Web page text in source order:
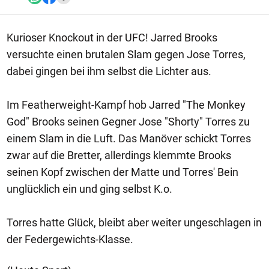
Kurioser Knockout in der UFC! Jarred Brooks
versuchte einen brutalen Slam gegen Jose Torres,
dabei gingen bei ihm selbst die Lichter aus.
Im Featherweight-Kampf hob Jarred "The Monkey
God" Brooks seinen Gegner Jose "Shorty" Torres zu
einem Slam in die Luft. Das Manöver schickt Torres
zwar auf die Bretter, allerdings klemmte Brooks
seinen Kopf zwischen der Matte und Torres' Bein
unglücklich ein und ging selbst K.o.
Torres hatte Glück, bleibt aber weiter ungeschlagen in
der Federgewichts-Klasse.